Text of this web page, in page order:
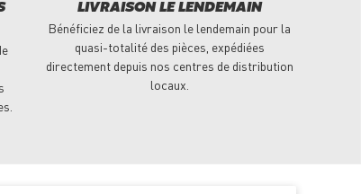
LIVRAISON LE LENDEMAIN
Bénéficiez de la livraison le lendemain pour la
quasi-totalité des pièces, expédiées
directement depuis nos centres de distribution
locaux.